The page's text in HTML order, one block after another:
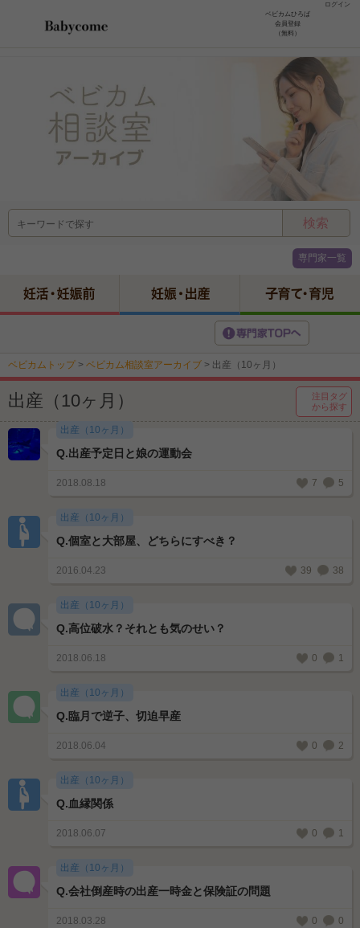
ログイン
ベビカムひろば
会員登録
（無料）
専門家一覧
ベビカムトップ > ベビカム相談室アーカイブ > 出産（10ヶ月）
出産（10ヶ月）
注目タグ
から探す
出産（10ヶ月）
Q.出産予定日と娘の運動会
2018.08.18 7 5
出産（10ヶ月）
Q.個室と大部屋、どちらにすべき？
2016.04.23 39 38
出産（10ヶ月）
Q.高位破水？それとも気のせい？
2018.06.18 0 1
出産（10ヶ月）
Q.臨月で逆子、切迫早産
2018.06.04 0 2
出産（10ヶ月）
Q.血縁関係
2018.06.07 0 1
出産（10ヶ月）
Q.会社倒産時の出産一時金と保険証の問題
2018.03.28 0 0